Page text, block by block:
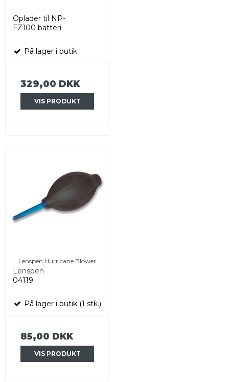
Oplader til NP-
FZ100 batteri
På lager i butik
329,00 DKK
VIS PRODUKT
Lenspen Hurricane Blower
Lenspen
04119
På lager i butik (1 stk.)
85,00 DKK
VIS PRODUKT